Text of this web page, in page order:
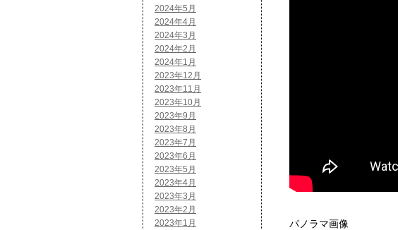
パノラマ画像
2024年5月
2024年4月
2024年3月
2024年2月
2024年1月
2023年12月
2023年11月
2023年10月
2023年9月
2023年8月
2023年7月
2023年6月
2023年5月
2023年4月
2023年3月
2023年2月
2023年1月